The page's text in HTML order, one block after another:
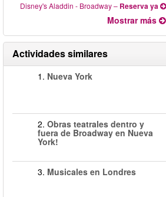
Disney's Aladdin - Broadway– Reserva ya
Mostrar más
Actividades similares
1. Nueva York
2. Obras teatrales dentro y
fuera de Broadway en Nueva
York!
3. Musicales en Londres